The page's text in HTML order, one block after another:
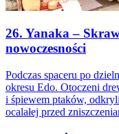
26. Yanaka –
nowoczesności
Podczas spaceru po
okresu Edo. Otoczeni
i śpiewem ptaków,
ocalałej przed